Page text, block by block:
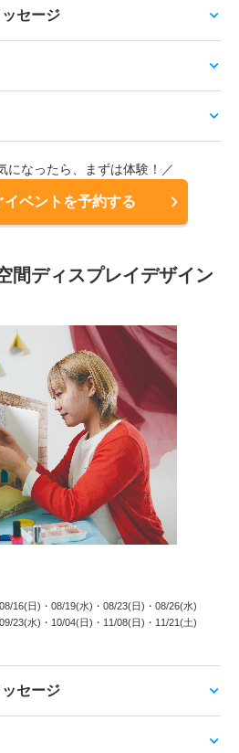
セージ
になったら、まずは体験！／
イベントを予約する
間ディスプレイデザイン
08/16(日) ・08/19(水) ・08/23(日) ・08/26(水)
09/23(水) ・10/04(日) ・11/08(日) ・11/21(土)
セージ